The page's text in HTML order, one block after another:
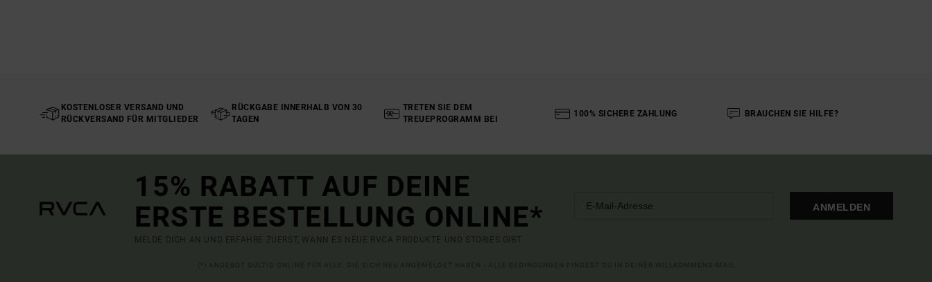
KOSTENLOSER VERSAND UND
RÜCKVERSAND FÜR MITGLIEDER
RÜCKGABE INNERHALB VON 30
TAGEN
TRETEN SIE DEM
TREUEPROGRAMM BEI
100% SICHERE ZAHLUNG BRAUCHEN SIE HILFE?
15% RABATT AUF DEINE
ERSTE BESTELLUNG ONLINE*
MELDE DICH AN UND ERFAHRE ZUERST, WANN ES NEUE RVCA PRODUKTE UND STORIES GIBT.
ANMELDEN